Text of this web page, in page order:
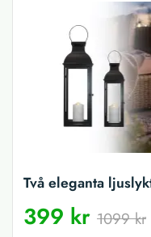
Två eleganta
399 kr 1099 kr